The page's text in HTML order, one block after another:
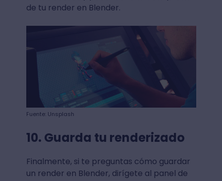
de tu render en Blender.
Fuente: Unsplash
10. Guarda tu renderizado
Finalmente, si te preguntas cómo guardar
un render en Blender, dirígete al panel de